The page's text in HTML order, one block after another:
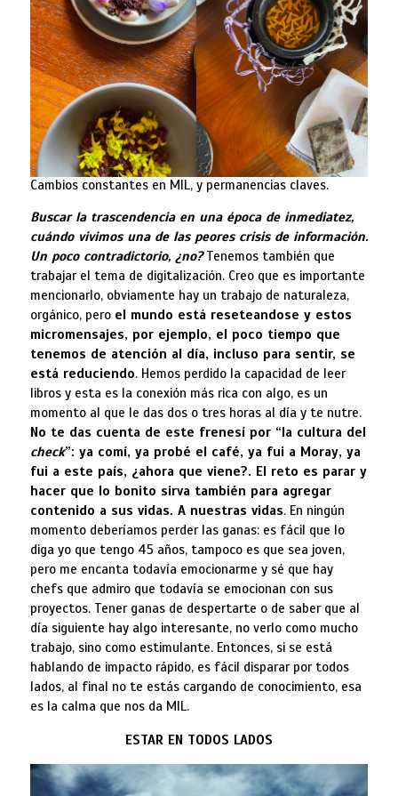
Cambios constantes en MIL, y permanencias claves.
Buscar la trascendencia en una época de inmediatez,
cuándo vivimos una de las peores crisis de información.
Un poco contradictorio, ¿no?Tenemos también que
trabajar el tema de digitalización. Creo que es importante
mencionarlo, obviamente hay un trabajo de naturaleza,
orgánico, pero el mundo está reseteandose y estos
micromensajes, por ejemplo, el poco tiempo que
tenemos de atención al día, incluso para sentir, se
está reduciendo. Hemos perdido la capacidad de leer
libros y esta es la conexión más rica con algo, es un
momento al que le das dos o tres horas al día y te nutre.
No te das cuenta de este frenesí por “la cultura del
check”: ya comí, ya probé el café, ya fui a Moray, ya
fui a este país, ¿ahora que viene?. El reto es parar y
hacer que lo bonito sirva también para agregar
contenido a sus vidas. A nuestras vidas. En ningún
momento deberíamos perder las ganas: es fácil que lo
diga yo que tengo 45 años, tampoco es que sea joven,
pero me encanta todavía emocionarme y sé que hay
chefs que admiro que todavía se emocionan con sus
proyectos. Tener ganas de despertarte o de saber que al
día siguiente hay algo interesante, no verlo como mucho
trabajo, sino como estimulante. Entonces, si se está
hablando de impacto rápido, es fácil disparar por todos
lados, al final no te estás cargando de conocimiento, esa
es la calma que nos da MIL.
ESTAR EN TODOS LADOS